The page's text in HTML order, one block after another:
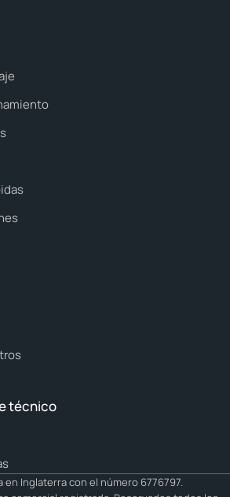
técnico
en Inglaterra con el número 6776797.